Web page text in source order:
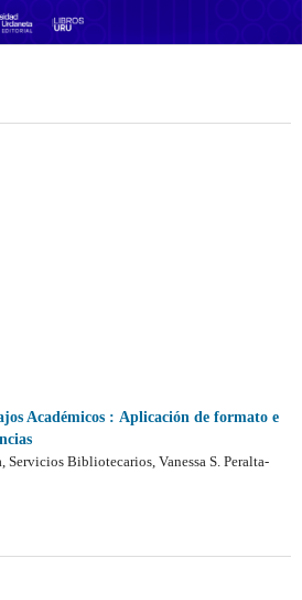
Académicos : Aplicación de formato e
Servicios Bibliotecarios, Vanessa S. Peralta-